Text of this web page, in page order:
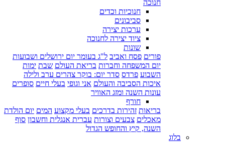
חנוכה
חנוכיות וכדים
סביבונים
ערכות יצירה
ציוד יצירה לחנוכה
שונות
פורים פסח ואביב ל"ג בעומר יום ירושלים ושבועות
יום המשפחה וחברות בריאת העולם שבת ימות
השבוע פרדס סדר יום: בוקר צהרים ערב ולילה
איכות הסביבה והעולם אני וגופי בעלי חיים סופרים
עונות השנה ומזג האוויר
חורף
בריאות זהירות בדרכים בעלי מקצוע המים יום הולדת
מאכלים צבעים וצורות עברית אנגלית וחשבון סוף
השנה, קיץ והחופש הגדול
בלוג